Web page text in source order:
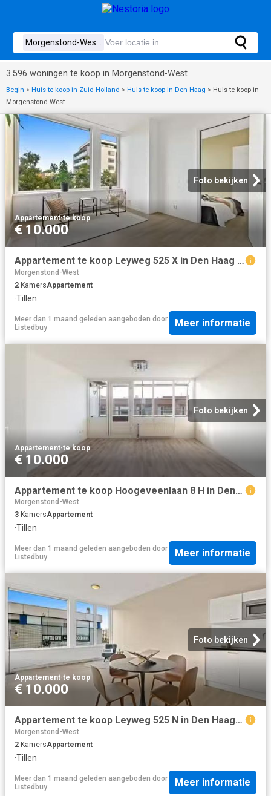
3.596 woningen te koop in Morgenstond-West
Begin > Huis te koop in Zuid-Holland > Huis te koop in Den Haag > Huis te koop in
Morgenstond-West
Foto bekijken
Appartement·te koop
€ 10.000
Appartement te koop Leyweg 525 X in Den Haag voor € 225.000
Morgenstond-West
2 KamersAppartement
·Tillen
Meer dan 1 maand geleden aangeboden door
Listedbuy
Meer informatie
Foto bekijken
Appartement·te koop
€ 10.000
Appartement te koop Hoogeveenlaan 8 H in Den Haag voor € 369.000
Morgenstond-West
3 KamersAppartement
·Tillen
Meer dan 1 maand geleden aangeboden door
Listedbuy
Meer informatie
Foto bekijken
Appartement·te koop
€ 10.000
Appartement te koop Leyweg 525 N in Den Haag voor € 219.500
Morgenstond-West
2 KamersAppartement
·Tillen
Meer dan 1 maand geleden aangeboden door
Listedbuy
Meer informatie